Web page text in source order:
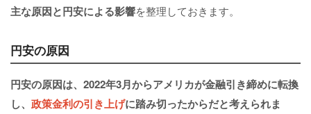
主な原因と円安による影響を整理しておきます。
円安の原因
円安の原因は、2022年3月からアメリカが金融引き締めに転換
し、 政策金利の引き上げに踏み切ったからだと考えられま